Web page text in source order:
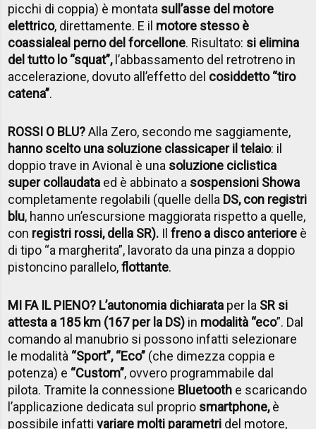
picchi di coppia) è montata sull’asse del motore
elettrico, direttamente. E il motore stesso è
coassialeal perno del forcellone. Risultato: si elimina
del tutto lo “squat”,l’abbassamento del retrotreno in
accelerazione, dovuto all’effetto del cosiddetto “tiro
catena”.
ROSSI O BLU?Alla Zero, secondo me saggiamente,
hanno scelto una soluzione classicaper il telaio: il
doppio trave in Avional è una soluzione ciclistica
super collaudata ed è abbinato a sospensioni Showa
completamente regolabili (quelle della DS, con registri
blu, hanno un’escursione maggiorata rispetto a quelle,
con registri rossi, della SR). Ilfreno a disco anteriore è
di tipo “a margherita”, lavorato da una pinza a doppio
pistoncino parallelo,flottante.
MI FA IL PIENO? L’autonomia dichiarata per la SR si
attesta a 185 km (167 per la DS) in modalità “eco”. Dal
comando al manubrio si possono infatti selezionare
le modalità “Sport”, “Eco” (che dimezza coppia e
potenza) e “Custom”, ovvero programmabile dal
pilota. Tramite la connessione Bluetooth e scaricando
l’applicazione dedicata sul proprio smartphone,è
possibile infattivariare molti parametri del motore,